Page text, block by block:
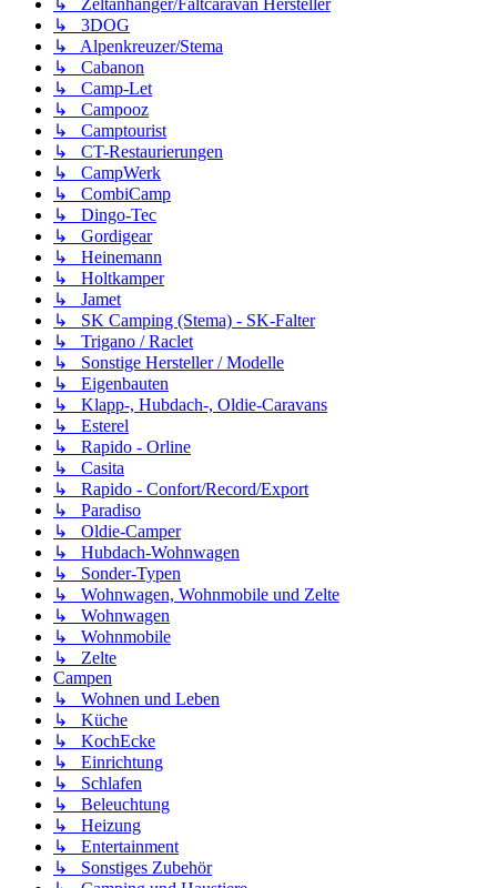
↳ Zeltanhänger/Faltcaravan Hersteller
↳ 3DOG
↳ Alpenkreuzer/Stema
↳ Cabanon
↳ Camp-Let
↳ Campooz
↳ Camptourist
↳ CT-Restaurierungen
↳ CampWerk
↳ CombiCamp
↳ Dingo-Tec
↳ Gordigear
↳ Heinemann
↳ Holtkamper
↳ Jamet
↳ SK Camping (Stema) - SK-Falter
↳ Trigano / Raclet
↳ Sonstige Hersteller / Modelle
↳ Eigenbauten
↳ Klapp-, Hubdach-, Oldie-Caravans
↳ Esterel
↳ Rapido - Orline
↳ Casita
↳ Rapido - Confort/Record/Export
↳ Paradiso
↳ Oldie-Camper
↳ Hubdach-Wohnwagen
↳ Sonder-Typen
↳ Wohnwagen, Wohnmobile und Zelte
↳ Wohnwagen
↳ Wohnmobile
↳ Zelte
Campen
↳ Wohnen und Leben
↳ Küche
↳ KochEcke
↳ Einrichtung
↳ Schlafen
↳ Beleuchtung
↳ Heizung
↳ Entertainment
↳ Sonstiges Zubehör